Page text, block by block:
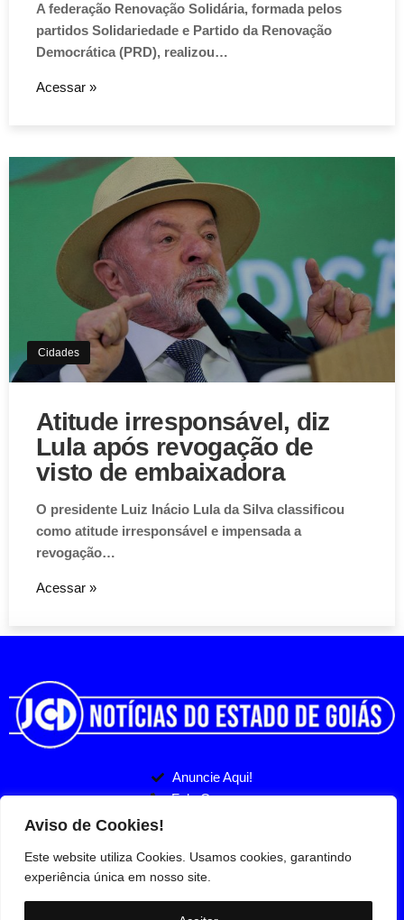
Aviso de Cookies!
Este website utiliza Cookies. Usamos cookies, garantindo
experiência única em nosso site.
Aceitar
A federação Renovação Solidária, formada pelos
partidos Solidariedade e Partido da Renovação
Democrática (PRD), realizou…
Acessar »
Cidades
Atitude irresponsável, diz
Lula após revogação de
visto de embaixadora
O presidente Luiz Inácio Lula da Silva classificou
como atitude irresponsável e impensada a
revogação…
Acessar »
Anuncie Aqui!
Fale Conosco
Politicas de Privacidade